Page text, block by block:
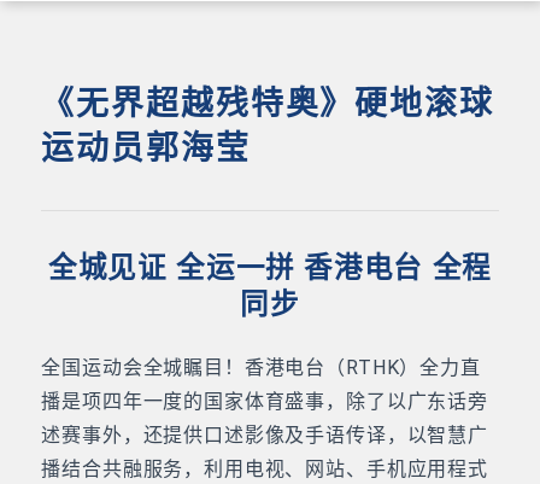
《无界超越残特奥》硬地滚球
运动员郭海莹
全城见证 全运一拼 香港电台 全程
同步
全国运动会全城瞩目！香港电台（RTHK）全力直
播是项四年一度的国家体育盛事，除了以广东话旁
述赛事外，还提供口述影像及手语传译，以智慧广
播结合共融服务，利用电视、网站、手机应用程式